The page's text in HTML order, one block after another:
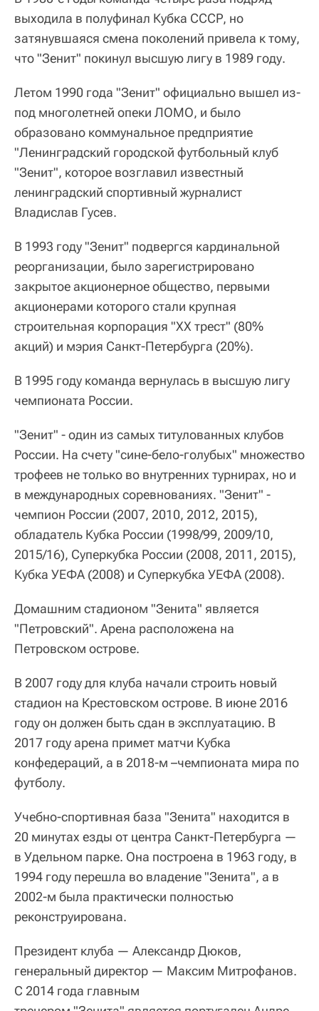
выходила в полуфинал Кубка СССР, но
затянувшаяся смена поколений привела к тому,
что "Зенит" покинул высшую лигу в 1989 году.
Летом 1990 года "Зенит" официально вышел из-
под многолетней опеки ЛОМО, и было
образовано коммунальное предприятие
"Ленинградский городской футбольный клуб
"Зенит", которое возглавил известный
ленинградский спортивный журналист
Владислав Гусев.
В 1993 году "Зенит" подвергся кардинальной
реорганизации, было зарегистрировано
закрытое акционерное общество, первыми
акционерами которого стали крупная
строительная корпорация "ХХ трест" (80%
акций) и мэрия Санкт-Петербурга (20%).
В 1995 году команда вернулась в высшую лигу
чемпионата России.
"Зенит" - один из самых титулованных клубов
России. На счету "сине-бело-голубых" множество
трофеев не только во внутренних турнирах, но и
в международных соревнованиях. "Зенит" -
чемпион России (2007, 2010, 2012, 2015),
обладатель Кубка России (1998/99, 2009/10,
2015/16), Суперкубка России (2008, 2011, 2015),
Кубка УЕФА (2008) и Суперкубка УЕФА (2008).
Домашним стадионом "Зенита" является
"Петровский". Арена расположена на
Петровском острове.
В 2007 году для клуба начали строить новый
стадион на Крестовском острове. В июне 2016
году он должен быть сдан в эксплуатацию. В
2017 году арена примет матчи Кубка
конфедераций, а в 2018-м –чемпионата мира по
футболу.
Учебно-спортивная база "Зенита" находится в
20 минутах езды от центра Санкт-Петербурга —
в Удельном парке. Она построена в 1963 году, в
1994 году перешла во владение "Зенита", а в
2002-м была практически полностью
реконструирована.
Президент клуба — Александр Дюков,
генеральный директор — Максим Митрофанов.
С 2014 года главным